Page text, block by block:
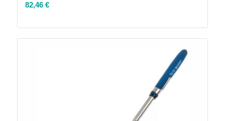
82,46 €